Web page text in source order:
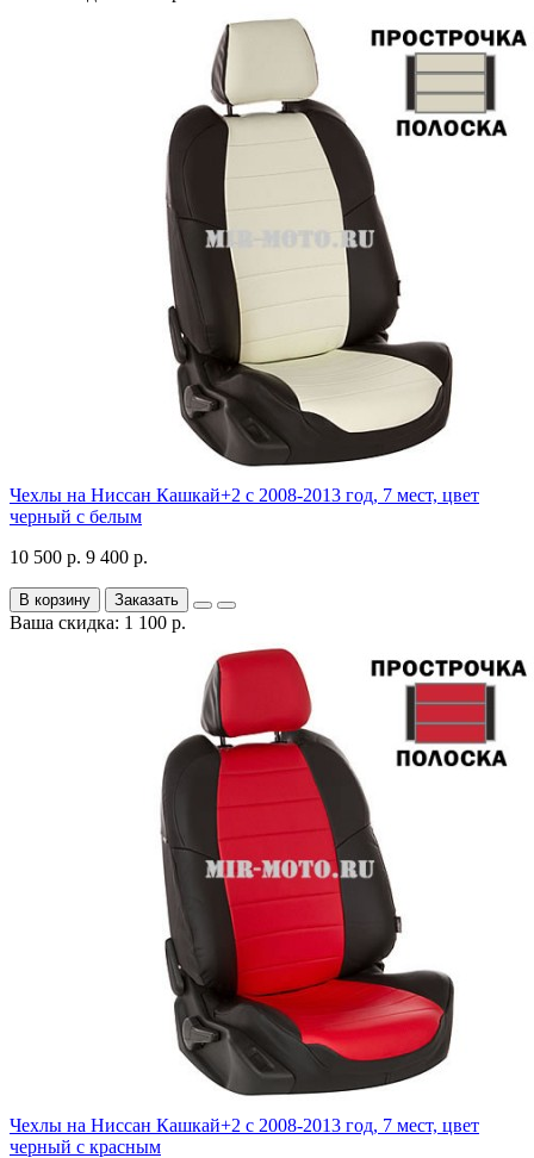
Чехлы на Ниссан Кашкай+2 с 2008-2013 год, 7 мест, цвет
черный с белым
10 500 р. 9 400 р.
В корзину Заказать
Ваша скидка: 1 100 р.
Чехлы на Ниссан Кашкай+2 с 2008-2013 год, 7 мест, цвет
черный с красным